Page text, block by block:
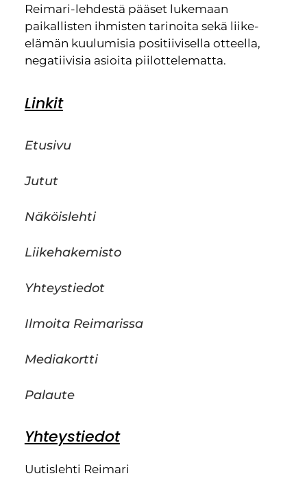
Reimari-lehdestä pääset lukemaan
paikallisten ihmisten tarinoita sekä liike-
elämän kuulumisia positiivisella otteella,
negatiivisia asioita piilottelematta.
Linkit
Etusivu
Jutut
Näköislehti
Liikehakemisto
Yhteystiedot
Ilmoita Reimarissa
Mediakortti
Palaute
Yhteystiedot
Uutislehti Reimari